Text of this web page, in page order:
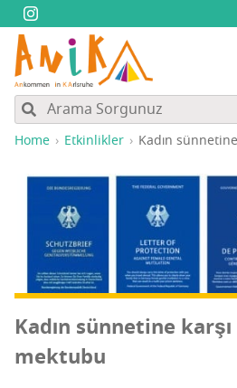
Home Etkinlikler Kadın
Kadın sün­ne­ti­ne
mektubu